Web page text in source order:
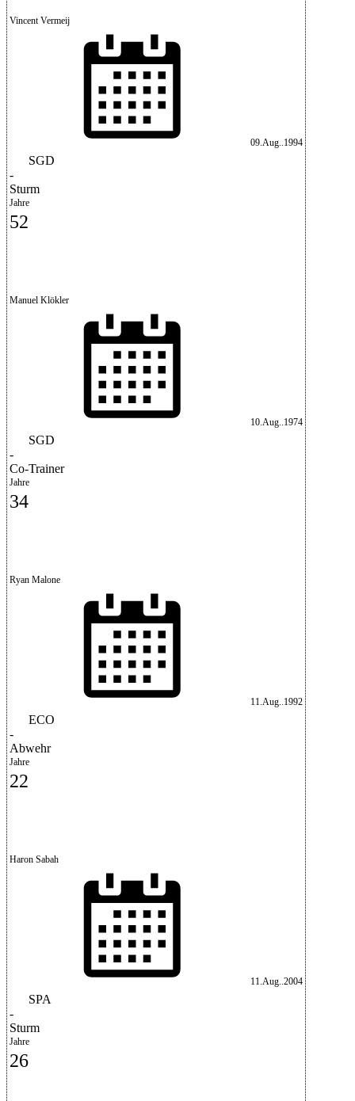
Vincent Vermeij
09.Aug..1994
SGD
-
Sturm
Jahre
52
Manuel Klökler
10.Aug..1974
SGD
-
Co-Trainer
Jahre
34
Ryan Malone
11.Aug..1992
ECO
-
Abwehr
Jahre
22
Haron Sabah
11.Aug..2004
SPA
-
Sturm
Jahre
26